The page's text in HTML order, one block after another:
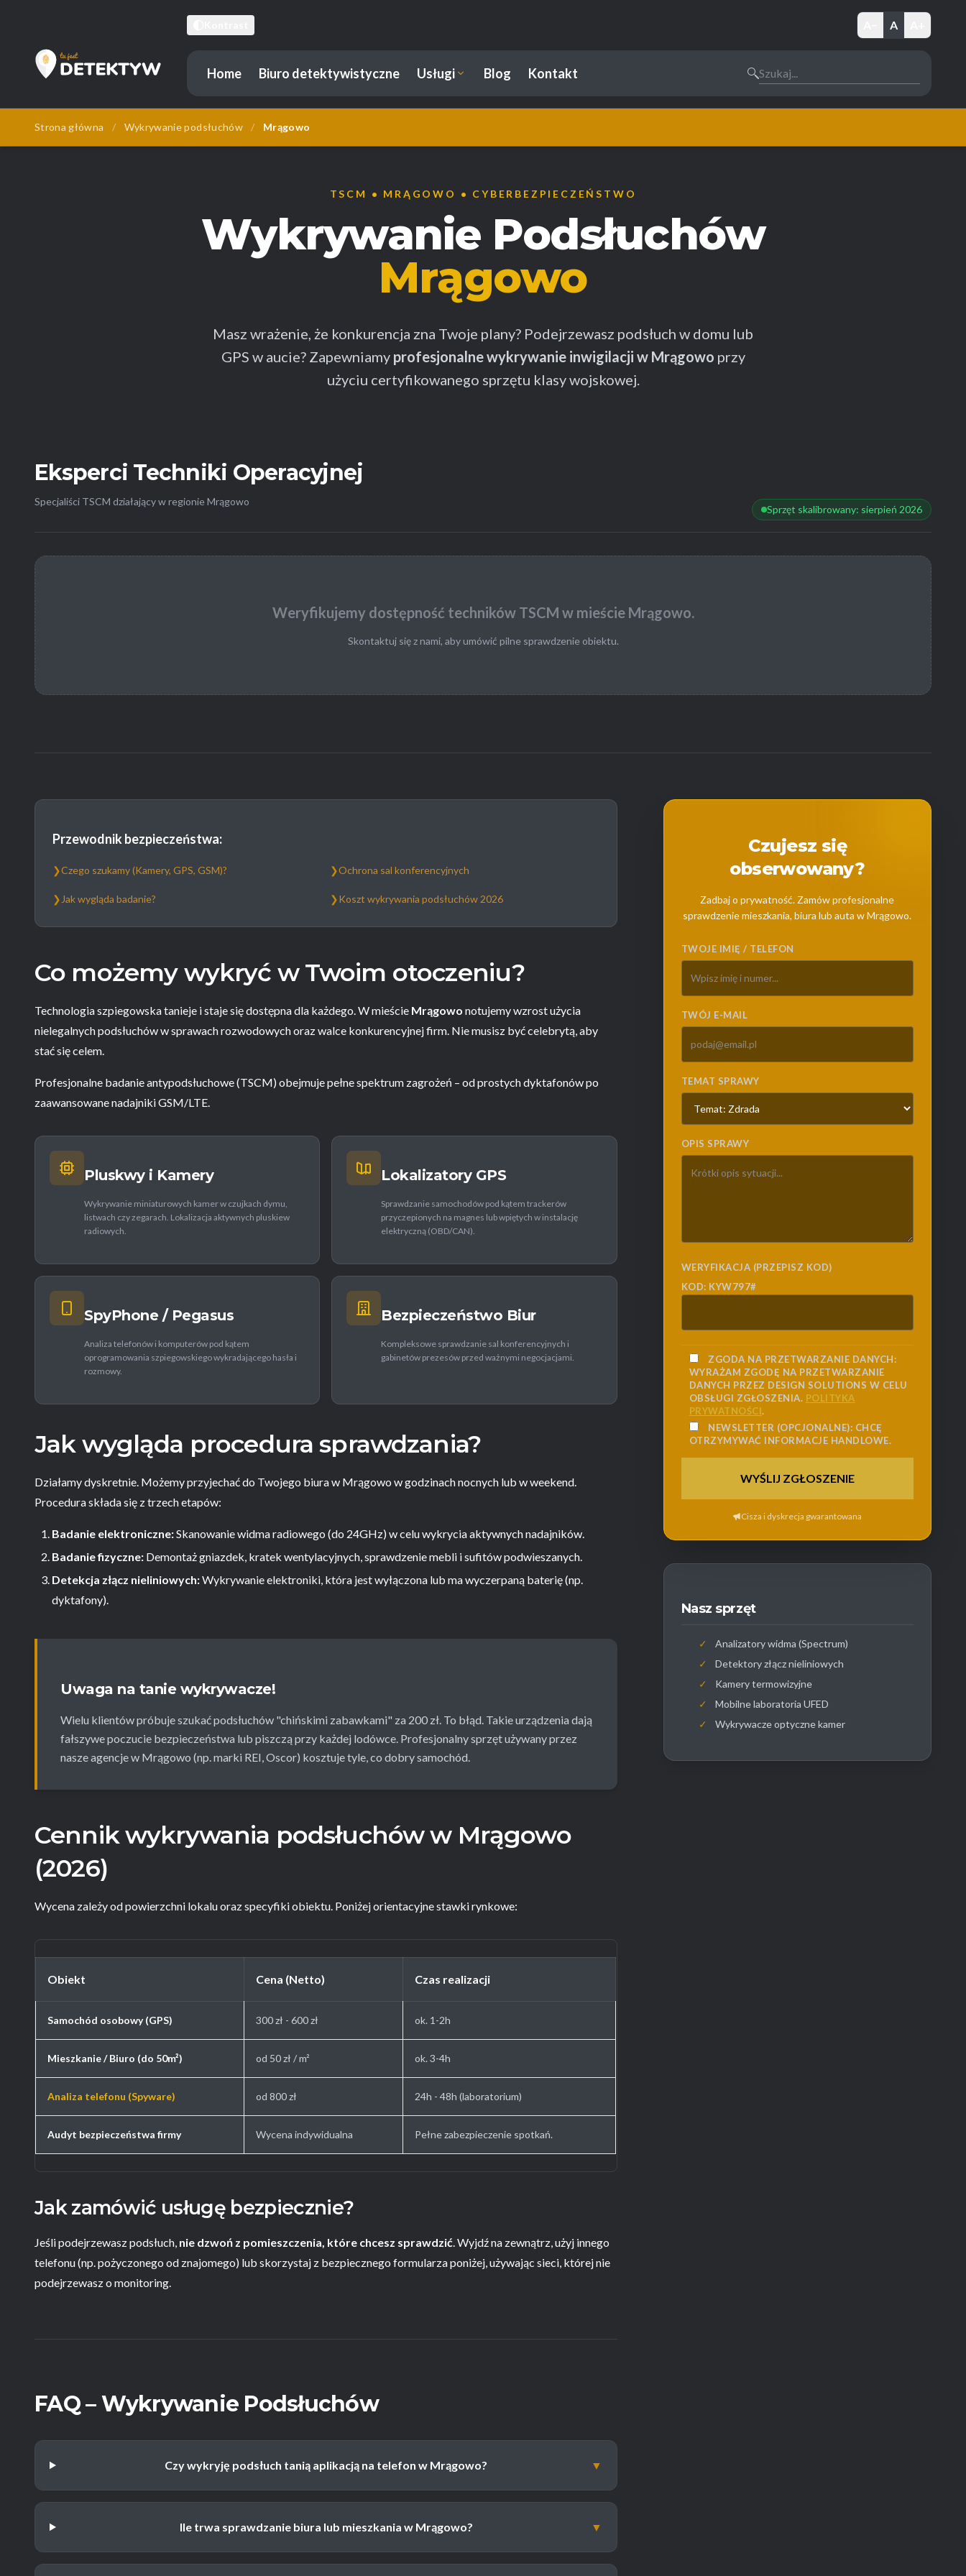
A
Home Biuro detektywistyczne Usługi Blog Kontakt
Szukaj...
Strona główna / Wykrywanie podsłuchów / Mrągowo
TSCM • MRĄGOWO • CYBERBEZPIECZEŃSTWO
Wykrywanie Podsłuchów
Mrągowo
Masz wrażenie, że konkurencja zna Twoje plany? Podejrzewasz podsłuch w domu lub
GPS w aucie? Zapewniamy profesjonalne wykrywanie inwigilacji w Mrągowo przy
użyciu certyfikowanego sprzętu klasy wojskowej.
Eksperci Techniki Operacyjnej
Specjaliści TSCM działający w regionie Mrągowo
Sprzęt skalibrowany: sierpień 2026
Weryfikujemy dostępność techników TSCM w mieście Mrągowo.
Skontaktuj się z nami, aby umówić pilne sprawdzenie obiektu.
Przewodnik bezpieczeństwa:
❯Czego szukamy (Kamery, GPS, GSM)? ❯Ochrona sal konferencyjnych
❯ Jak wygląda badanie? ❯Koszt wykrywania podsłuchów 2026
Co możemy wykryć w Twoim otoczeniu?
Technologia szpiegowska tanieje i staje się dostępna dla każdego. W mieście Mrągowo notujemy wzrost użycia
nielegalnych podsłuchów w sprawach rozwodowych oraz walce konkurencyjnej firm. Nie musisz być celebrytą, aby
stać się celem.
Profesjonalne badanie antypodsłuchowe (TSCM) obejmuje pełne spektrum zagrożeń – od prostych dyktafonów po
zaawansowane nadajniki GSM/LTE.
Pluskwy i Kamery
Wykrywanie miniaturowych kamer w czujkach dymu,
listwach czy zegarach. Lokalizacja aktywnych pluskiew
radiowych.
Lokalizatory GPS
Sprawdzanie samochodów pod kątem trackerów
przyczepionych na magnes lub wpiętych w instalację
elektryczną (OBD/CAN).
SpyPhone / Pegasus
Analiza telefonów i komputerów pod kątem
oprogramowania szpiegowskiego wykradającego hasła i
rozmowy.
Bezpieczeństwo Biur
Kompleksowe sprawdzanie sal konferencyjnych i
gabinetów prezesów przed ważnymi negocjacjami.
Jak wygląda procedura sprawdzania?
Działamy dyskretnie. Możemy przyjechać do Twojego biura w Mrągowo w godzinach nocnych lub w weekend.
Procedura składa się z trzech etapów:
Badanie elektroniczne:Skanowanie widma radiowego (do 24GHz) w celu wykrycia aktywnych nadajników.
Badanie fizyczne: Demontaż gniazdek, kratek wentylacyjnych, sprawdzenie mebli i sufitów podwieszanych.
Detekcja złącz nieliniowych:Wykrywanie elektroniki, która jest wyłączona lub ma wyczerpaną baterię (np.
dyktafony).
Uwaga na tanie wykrywacze!
Wielu klientów próbuje szukać podsłuchów "chińskimi zabawkami" za 200 zł. To błąd. Takie urządzenia dają
fałszywe poczucie bezpieczeństwa lub piszczą przy każdej lodówce. Profesjonalny sprzęt używany przez
nasze agencje w Mrągowo (np. marki REI, Oscor) kosztuje tyle, co dobry samochód.
Cennik wykrywania podsłuchów w Mrągowo
(2026)
Wycena zależy od powierzchni lokalu oraz specyfiki obiektu. Poniżej orientacyjne stawki rynkowe:
Obiekt Cena (Netto) Czas realizacji
Samochód osobowy (GPS) 300 zł - 600 zł ok. 1-2h
Mieszkanie / Biuro (do 50m²) od 50 zł / m² ok. 3-4h
Analiza telefonu (Spyware) od 800 zł 24h - 48h (laboratorium)
Audyt bezpieczeństwa firmy Wycena indywidualna Pełne zabezpieczenie spotkań.
Jak zamówić usługę bezpiecznie?
Jeśli podejrzewasz podsłuch, nie dzwoń z pomieszczenia, które chcesz sprawdzić. Wyjdź na zewnątrz, użyj innego
telefonu (np. pożyczonego od znajomego) lub skorzystaj z bezpiecznego formularza poniżej, używając sieci, której nie
podejrzewasz o monitoring.
FAQ – Wykrywanie Podsłuchów
Czy wykryję podsłuch tanią aplikacją na telefon w Mrągowo? ▼
Ile trwa sprawdzanie biura lub mieszkania w Mrągowo? ▼
Czujesz się
obserwowany?
Zadbaj o prywatność. Zamów profesjonalne
sprawdzenie mieszkania, biura lub auta w Mrągowo.
TWOJE IMIĘ / TELEFON
TWÓJ E-MAIL
TEMAT SPRAWY
OPIS SPRAWY
WERYFIKACJA (PRZEPISZ KOD)
KOD: KYW797#
ZGODA NA PRZETWARZANIE DANYCH:
WYRAŻAM ZGODĘ NA PRZETWARZANIE
DANYCH PRZEZ DESIGN SOLUTIONS W CELU
OBSŁUGI ZGŁOSZENIA. POLITYKA
PRYWATNOŚCI.
NEWSLETTER (OPCJONALNE): CHCĘ
OTRZYMYWAĆ INFORMACJE HANDLOWE.
Cisza i dyskrecja gwarantowana
Nasz sprzęt
✓
Analizatory widma (Spectrum)
✓
Detektory złącz nieliniowych
✓
Kamery termowizyjne
✓
Mobilne laboratoria UFED
✓
Wykrywacze optyczne kamer